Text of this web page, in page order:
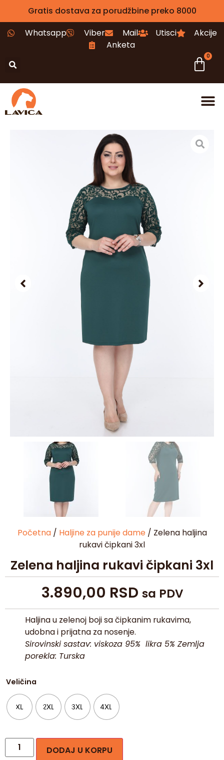
Gratis dostava za porudžbine preko 8000
Whatsapp
Viber Mail Utisci
Akcije
Anketa
0
Početna/ Haljine za punije dame/ Zelena haljina
rukavi čipkani 3xl
Zelena haljina rukavi čipkani 3xl
3.890,00 RSD sa PDV
Haljina u zelenoj boji sa čipkanim rukavima,
udobna i prijatna za nosenje.
Sirovinski sastav: viskoza 95% likra 5% Zemlja
porekla: Turska
Veličina
XL 2XL 3XL 4XL
DODAJ U KORPU